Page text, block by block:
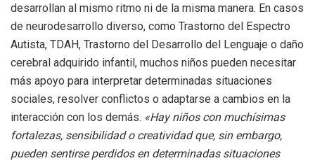
desarrollan al mismo ritmo ni de la misma manera. En casos
de neurodesarrollo diverso, como Trastorno del Espectro
Autista, TDAH, Trastorno del Desarrollo del Lenguaje o daño
cerebral adquirido infantil, muchos niños pueden necesitar
más apoyo para interpretar determinadas situaciones
sociales, resolver conflictos o adaptarse a cambios en la
interacción con los demás. «Hay niños con muchísimas
fortalezas, sensibilidad o creatividad que, sin embargo,
pueden sentirse perdidos en determinadas situaciones